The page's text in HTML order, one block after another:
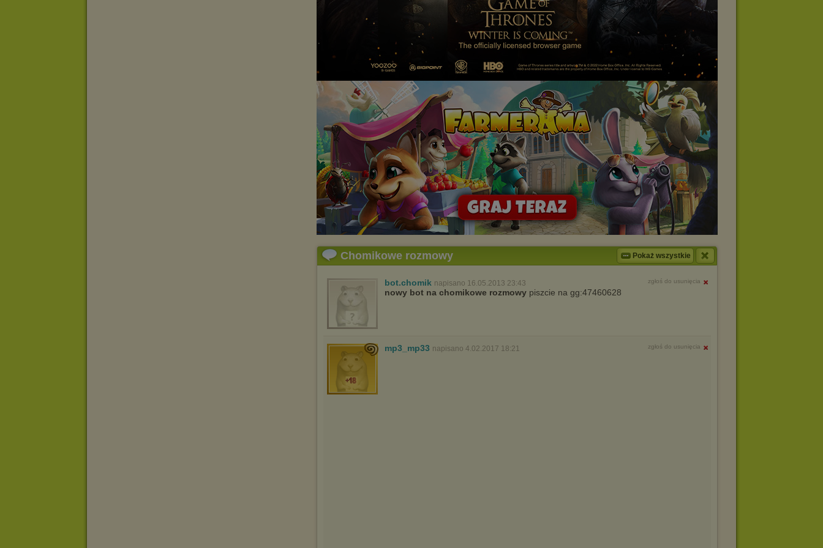
Chomikowe rozmowy Pokaż wszystkie
bot.chomik napisano 16.05.2013 23:43 zgłoś do usunięcia
nowy bot na chomikowe rozmowy piszcie na gg:47460628
mp3_mp33 napisano 4.02.2017 18:21 zgłoś do usunięcia